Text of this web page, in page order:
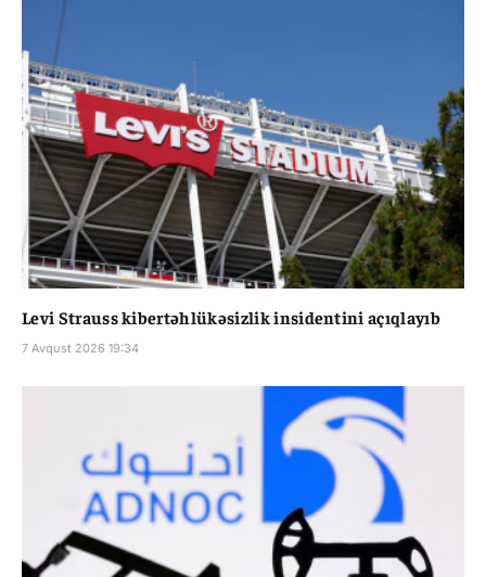
Levi Strauss kibertəhlükəsizlik insidentini açıqlayıb
7 Avqust 2026 19:34